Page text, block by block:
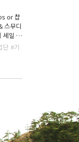
or 챱
원
단 #기